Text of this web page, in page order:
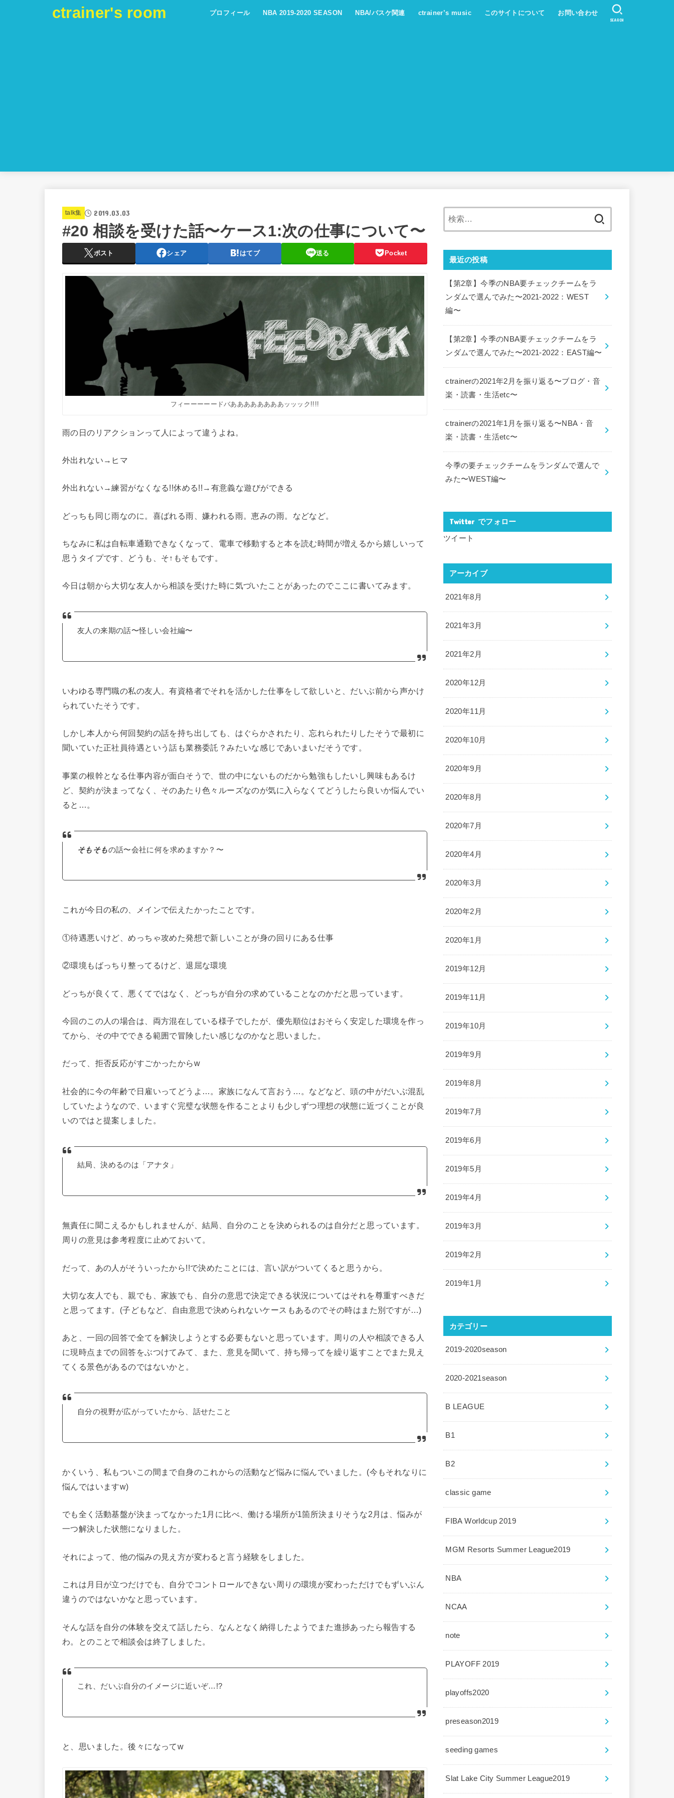
ctrainer's room プロフィール NBA 2019-2020 SEASON NBA/バスケ関連 ctrainer’s music このサイトについて お問い合わせ
SEARCH
talk集 2019.03.03
#20 相談を受けた話〜ケース1:次の仕事について〜
ポスト シェア はてブ 送る Pocket
フィーーーーードバああああああああッッック!!!!
雨の日のリアクションって人によって違うよね。
外出れない→ヒマ
外出れない→練習がなくなる!!休める!!→有意義な遊びができる
どっちも同じ雨なのに。喜ばれる雨、嫌われる雨。恵みの雨。などなど。
ちなみに私は自転車通勤できなくなって、電車で移動すると本を読む時間が増えるから嬉しいって
思うタイプです、どうも、そ↑もそもです。
今日は朝から大切な友人から相談を受けた時に気づいたことがあったのでここに書いてみます。
友人の来期の話〜怪しい会社編〜
いわゆる専門職の私の友人。有資格者でそれを活かした仕事をして欲しいと、だいぶ前から声かけ
られていたそうです。
しかし本人から何回契約の話を持ち出しても、はぐらかされたり、忘れられたりしたそうで最初に
聞いていた正社員待遇という話も業務委託？みたいな感じであいまいだそうです。
事業の根幹となる仕事内容が面白そうで、世の中にないものだから勉強もしたいし興味もあるけ
ど、契約が決まってなく、そのあたり色々ルーズなのが気に入らなくてどうしたら良いか悩んでい
ると…。
そもそもの話〜会社に何を求めますか？〜
これが今日の私の、メインで伝えたかったことです。
①待遇悪いけど、めっちゃ攻めた発想で新しいことが身の回りにある仕事
②環境もばっちり整ってるけど、退屈な環境
どっちが良くて、悪くてではなく、どっちが自分の求めていることなのかだと思っています。
今回のこの人の場合は、両方混在している様子でしたが、優先順位はおそらく安定した環境を作っ
てから、その中でできる範囲で冒険したい感じなのかなと思いました。
だって、拒否反応がすごかったからw
社会的に今の年齢で日雇いってどうよ…。家族になんて言おう…。などなど、頭の中がだいぶ混乱
していたようなので、いますぐ完璧な状態を作ることよりも少しずつ理想の状態に近づくことが良
いのではと提案しました。
結局、決めるのは「アナタ」
無責任に聞こえるかもしれませんが、結局、自分のことを決められるのは自分だと思っています。
周りの意見は参考程度に止めておいて。
だって、あの人がそういったから!!で決めたことには、言い訳がついてくると思うから。
大切な友人でも、親でも、家族でも、自分の意思で決定できる状況についてはそれを尊重すべきだ
と思ってます。(子どもなど、自由意思で決められないケースもあるのでその時はまた別ですが…)
あと、一回の回答で全てを解決しようとする必要もないと思っています。周りの人や相談できる人
に現時点までの回答をぶつけてみて、また、意見を聞いて、持ち帰ってを繰り返すことでまた見え
てくる景色があるのではないかと。
自分の視野が広がっていたから、話せたこと
かくいう、私もついこの間まで自身のこれからの活動など悩みに悩んでいました。(今もそれなりに
悩んではいますw)
でも全く活動基盤が決まってなかった1月に比べ、働ける場所が1箇所決まりそうな2月は、悩みが
一つ解決した状態になりました。
それによって、他の悩みの見え方が変わると言う経験をしました。
これは月日が立つだけでも、自分でコントロールできない周りの環境が変わっただけでもずいぶん
違うのではないかなと思っています。
そんな話を自分の体験を交えて話したら、なんとなく納得したようでまた進捗あったら報告する
わ。とのことで相談会は終了しました。
これ、だいぶ自分のイメージに近いぞ…!?
と、思いました。後々になってw
最近の投稿
【第2章】今季のNBA要チェックチームをラ
ンダムで選んでみた〜2021-2022：WEST
編〜
【第2章】今季のNBA要チェックチームをラ
ンダムで選んでみた〜2021-2022：EAST編〜
ctrainerの2021年2月を振り返る〜ブログ・音
楽・読書・生活etc〜
ctrainerの2021年1月を振り返る〜NBA・音
楽・読書・生活etc〜
今季の要チェックチームをランダムで選んで
みた〜WEST編〜
Twitter でフォロー
ツイート
アーカイブ
2021年8月
2021年3月
2021年2月
2020年12月
2020年11月
2020年10月
2020年9月
2020年8月
2020年7月
2020年4月
2020年3月
2020年2月
2020年1月
2019年12月
2019年11月
2019年10月
2019年9月
2019年8月
2019年7月
2019年6月
2019年5月
2019年4月
2019年3月
2019年2月
2019年1月
カテゴリー
2019-2020season
2020-2021season
B LEAGUE
B1
B2
classic game
FIBA Worldcup 2019
MGM Resorts Summer League2019
NBA
NCAA
note
PLAYOFF 2019
playoffs2020
preseason2019
seeding games
Slat Lake City Summer League2019